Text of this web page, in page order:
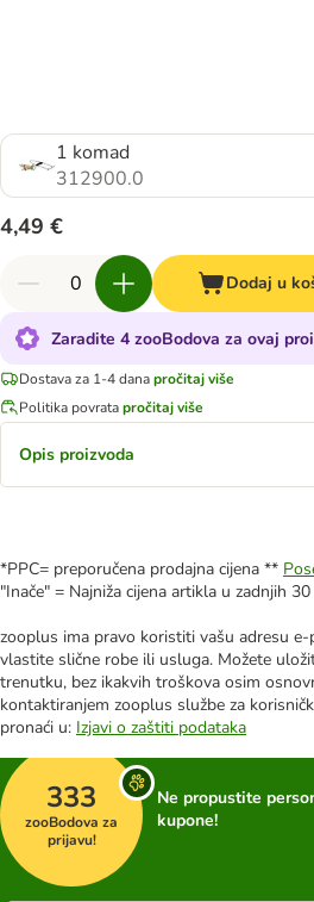
1 komad
312900.0
4,49 €
Dodaj u
Zaradite 4 zooBodova za ovaj
Dostava za 1-4 danapročitaj više
Politika povratapročitaj više
Opis proizvoda
*PPC= preporučena prodajna cijena **
"Inače" = Najniža cijena artikla u zadnjih
zooplus ima pravo koristiti vašu adresu
vlastite slične robe ili usluga. Možete
trenutku, bez ikakvih troškova osim
kontaktiranjem zooplus službe za
pronaći u: Izjavi o zaštiti podataka
333
zooBodova za
prijavu!
Ne propustite
kupone!